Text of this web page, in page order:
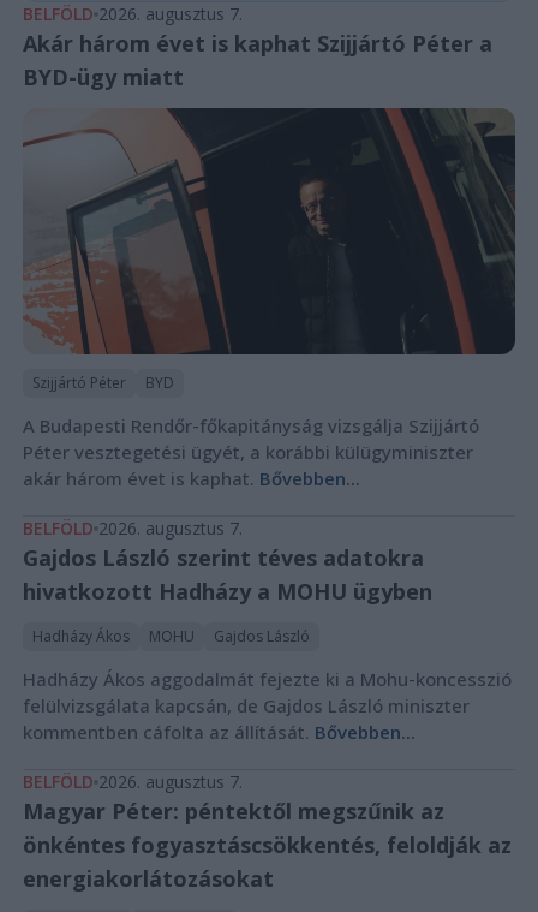
BELFÖLD 2026. augusztus 7.
Akár három évet is kaphat Szijjártó Péter a
BYD-ügy miatt
Szijjártó Péter BYD
A Budapesti Rendőr-főkapitányság vizsgálja Szijjártó
Péter vesztegetési ügyét, a korábbi külügyminiszter
akár három évet is kaphat. Bővebben...
BELFÖLD 2026. augusztus 7.
Gajdos László szerint téves adatokra
hivatkozott Hadházy a MOHU ügyben
Hadházy Ákos MOHU Gajdos László
Hadházy Ákos aggodalmát fejezte ki a Mohu-koncesszió
felülvizsgálata kapcsán, de Gajdos László miniszter
kommentben cáfolta az állítását. Bővebben...
BELFÖLD 2026. augusztus 7.
Magyar Péter: péntektől megszűnik az
önkéntes fogyasztáscsökkentés, feloldják az
energiakorlátozásokat